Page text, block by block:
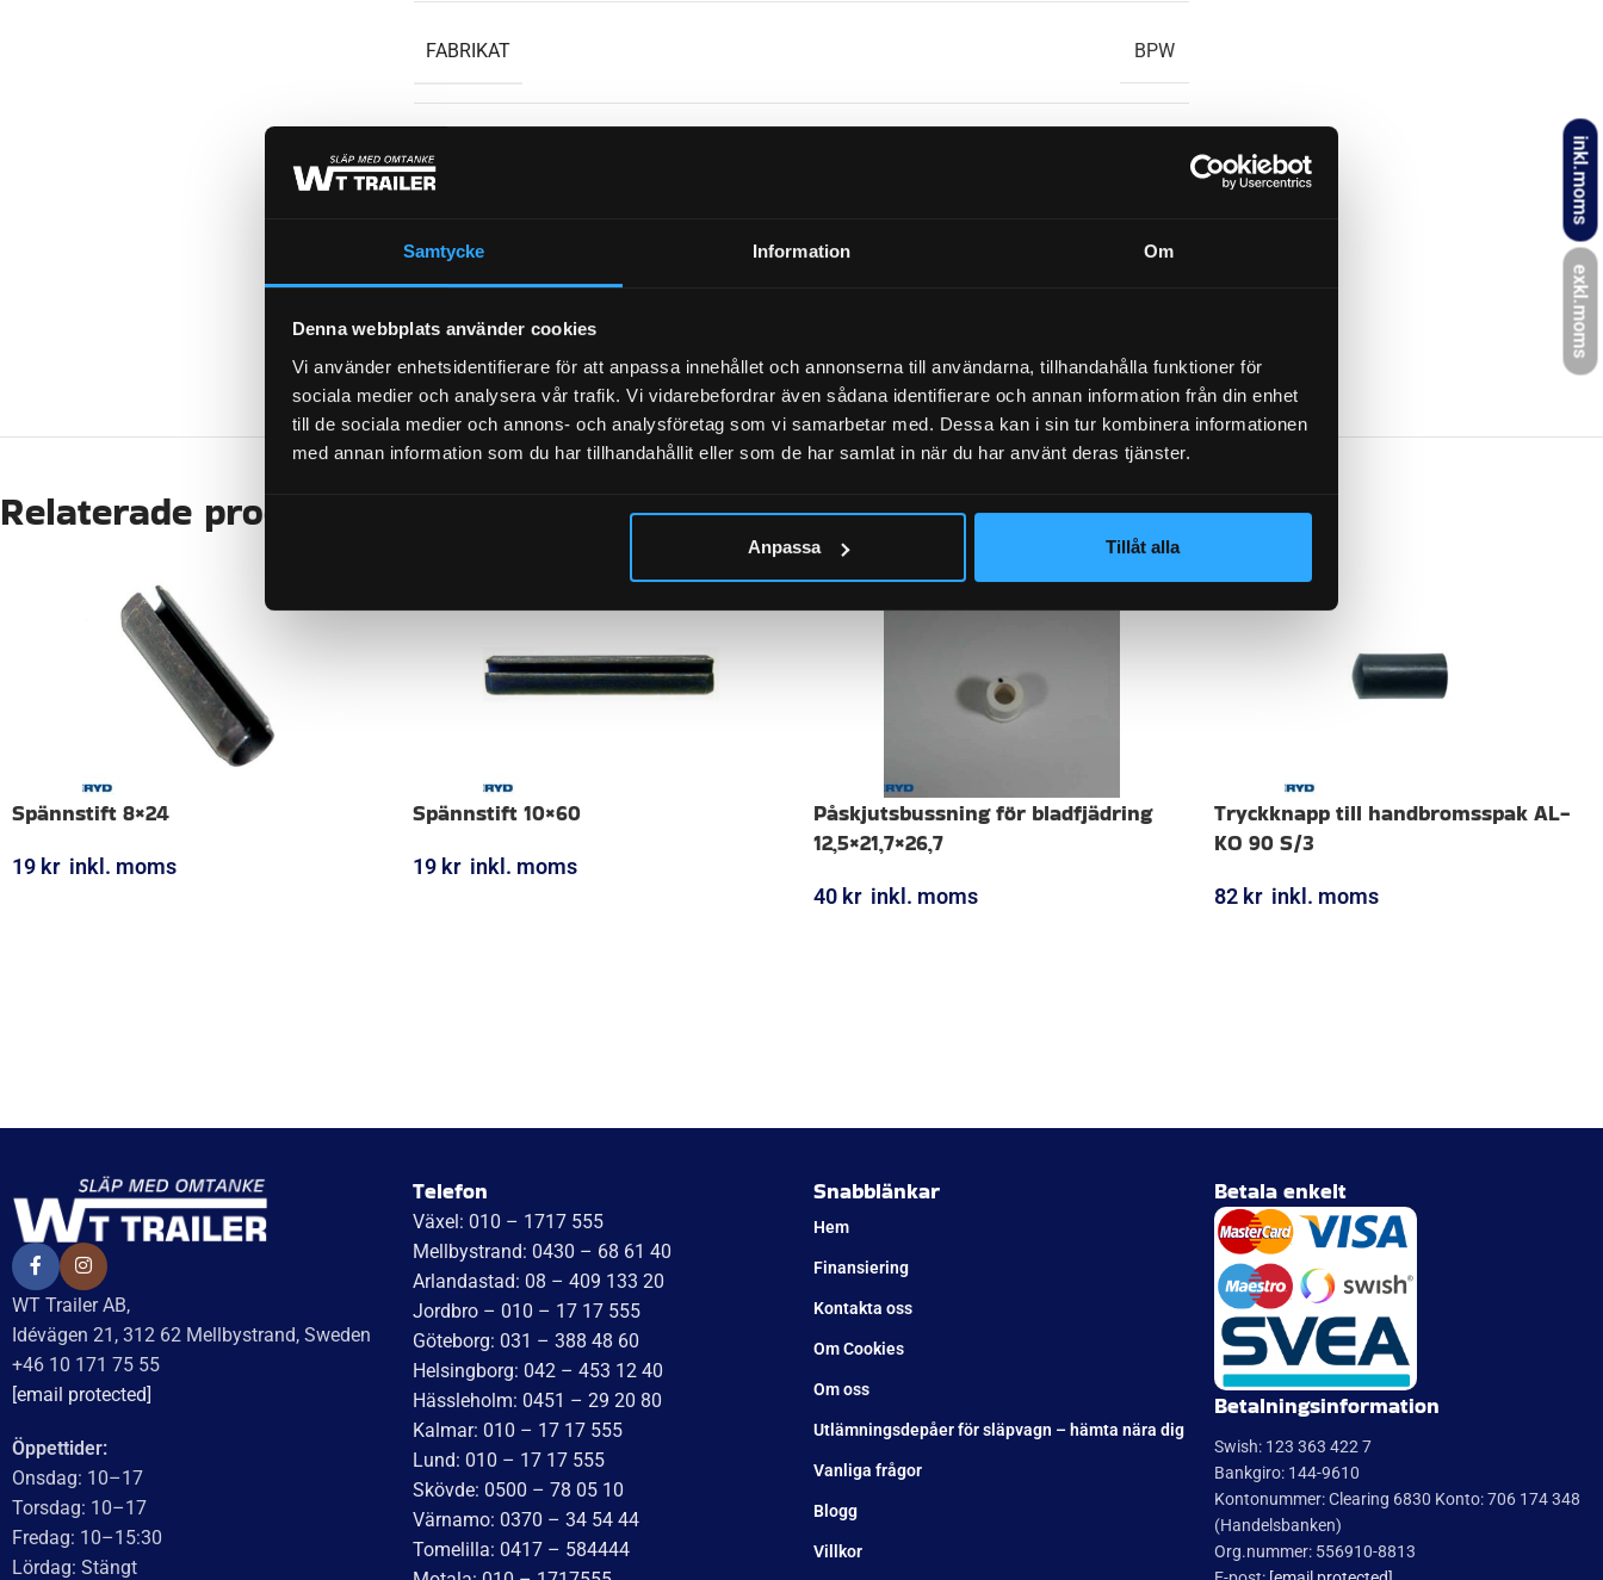
Samtycke Information Om
Denna webbplats använder cookies
Vi använder enhetsidentifierare för att anpassa innehållet och annonserna till användarna, tillhandahålla funktioner för
sociala medier och analysera vår trafik. Vi vidarebefordrar även sådana identifierare och annan information från din enhet
till de sociala medier och annons- och analysföretag som vi samarbetar med. Dessa kan i sin tur kombinera informationen
med annan information som du har tillhandahållit eller som de har samlat in när du har använt deras tjänster.
Anpassa Tillåt alla
inkl.moms
exkl.moms
FABRIKAT BPW
BROMS-ID
WEIGHT 0,350 kg
Bromshävarm till släpvagn
Relaterade produkter
Spännstift 8×24
19 kr inkl. moms
Spännstift 10×60
19 kr inkl. moms
Påskjutsbussning för bladfjädring
12,5×21,7×26,7
40 kr inkl. moms
Tryckknapp till handbromsspak AL-
KO 90 S/3
82 kr inkl. moms
WT Trailer AB,
Idévägen 21, 312 62 Mellbystrand, Sweden
+46 10 171 75 55
[email protected]
Öppettider:
Onsdag: 10–17
Torsdag: 10–17
Fredag: 10–15:30
Lördag: Stängt
Telefon
Växel: 010 – 1717 555
Mellbystrand: 0430 – 68 61 40
Arlandastad: 08 – 409 133 20
Jordbro – 010 – 17 17 555
Göteborg: 031 – 388 48 60
Helsingborg: 042 – 453 12 40
Hässleholm: 0451 – 29 20 80
Kalmar: 010 – 17 17 555
Lund: 010 – 17 17 555
Skövde: 0500 – 78 05 10
Värnamo: 0370 – 34 54 44
Tomelilla: 0417 – 584444
Snabblänkar
Hem
Finansiering
Kontakta oss
Om Cookies
Om oss
Utlämningsdepåer för släpvagn – hämta nära dig
Vanliga frågor
Blogg
Villkor
Betala enkelt
Betalningsinformation
Swish: 123 363 422 7
Bankgiro: 144-9610
Kontonummer: Clearing 6830 Konto: 706 174 348
(Handelsbanken)
Org.nummer: 556910-8813